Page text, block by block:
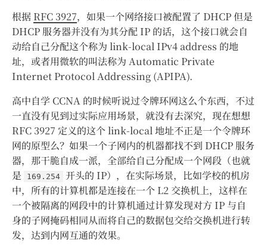
根据 RFC 3927，如果一个网络接口被配置了 DHCP 但是
DHCP 服务器并没有为其分配 IP 的话，这个接口就会自
动给自己分配这个称为 link-local IPv4 address 的地
址，或者用微软的叫法称为 Automatic Private
Internet Protocol Addressing (APIPA).
高中自学 CCNA 的时候听说过令牌环网这么个东西，不过
一直没有见到过实际应用场景，就没有去深究，现在想想
RFC 3927 定义的这个 link-local 地址不正是一个令牌环
网的原型么？如果一个子网内的机器都找不到 DHCP 服务
器，那干脆自成一派，全部给自己分配成一个网段（也就
是
169.254 开头的 IP），在实际场景，比如学校的机房
中，所有的计算机都是连接在一个 L2 交换机上，这样在
一个被隔离的网段中的计算机通过计算发现对方 IP 与自
身的子网掩码相同从而将自己的数据包交给交换机进行转
发，达到内网互通的效果。